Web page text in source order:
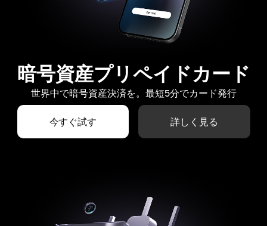
暗号資産プリペイドカード
世界中で暗号資産決済を。最短5分でカード発行
今すぐ試す 詳しく見る